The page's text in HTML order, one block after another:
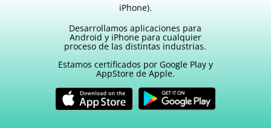
iPhone).
Desarrollamos aplicaciones para
Android y iPhone para cualquier
proceso de las distintas industrias.
Estamos certificados por Google Play y
AppStore de Apple.